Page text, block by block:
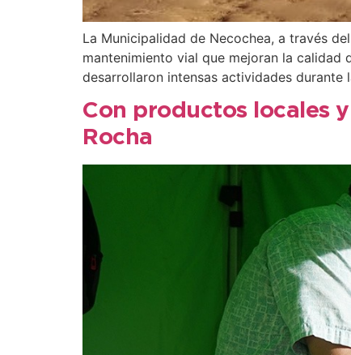
La Municipalidad de Necochea, a través
mantenimiento vial que mejoran la calidad
desarrollaron intensas actividades durante
Con productos locales
Rocha